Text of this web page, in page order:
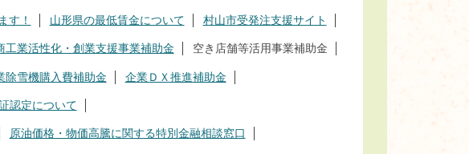
す！ 山形県の最低賃金について 村山市受発注支援サイト
工業活性化・創業支援事業補助金 空き店舗等活用事業補助金
除雪機購入費補助金 企業ＤＸ推進補助金
認定について
原油価格・物価高騰に関する特別金融相談窓口